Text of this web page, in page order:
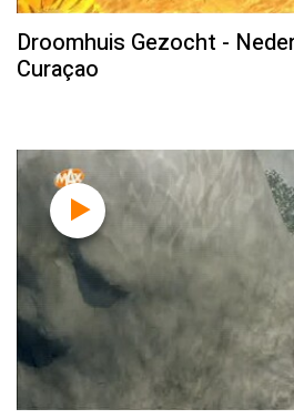
Droomhuis Gezocht -
Curaçao